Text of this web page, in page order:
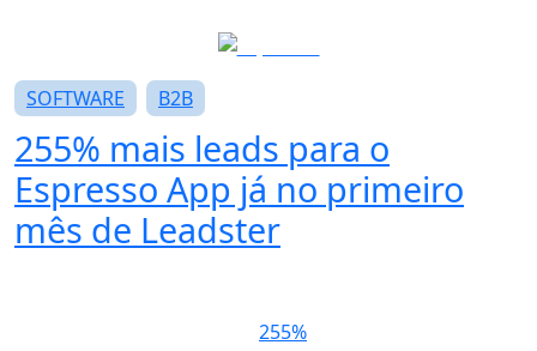
SOFTWARE B2B
255% mais leads para o
Espresso App já no primeiro
mês de Leadster
255%